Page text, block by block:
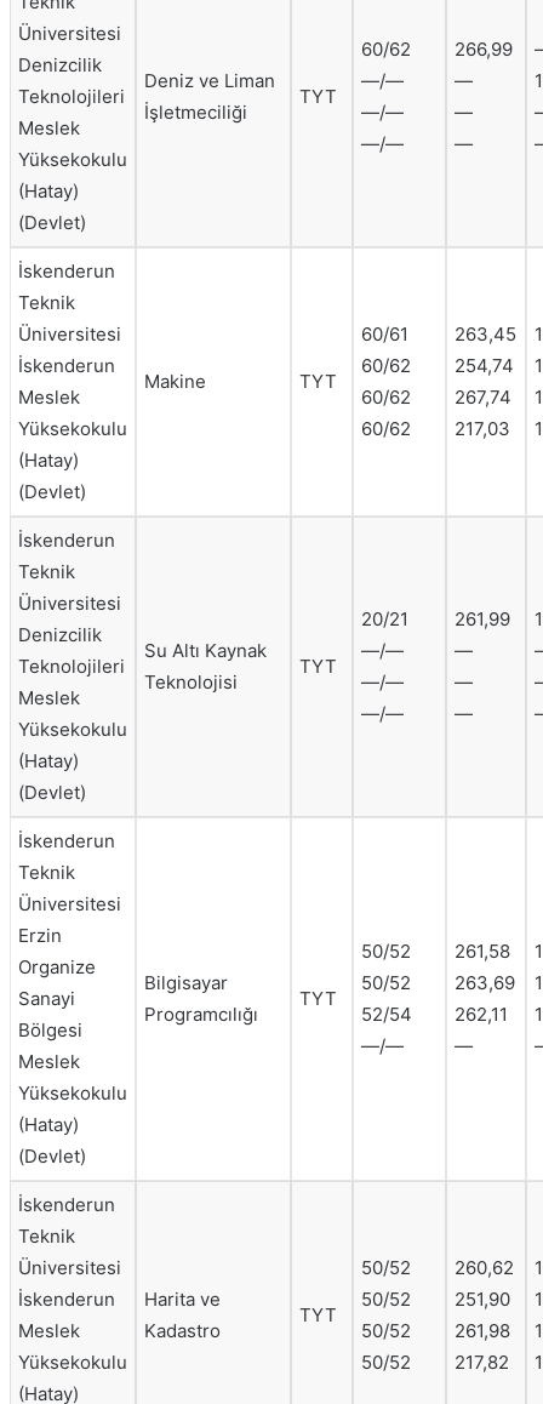
Üniversitesi
Denizcilik
Teknolojileri
Meslek
Yüksekokulu
(Hatay)
(Devlet)
Deniz ve Liman
İşletmeciliği
TYT
60/62
—/—
—/—
—/—
266,99
—
—
—
İskenderun
Teknik
Üniversitesi
İskenderun
Meslek
Yüksekokulu
(Hatay)
(Devlet)
Makine TYT
60/61
60/62
60/62
60/62
263,45
254,74
267,74
217,03
İskenderun
Teknik
Üniversitesi
Denizcilik
Teknolojileri
Meslek
Yüksekokulu
(Hatay)
(Devlet)
Su Altı Kaynak
Teknolojisi
TYT
20/21
—/—
—/—
—/—
261,99
—
—
—
İskenderun
Teknik
Üniversitesi
Erzin
Organize
Sanayi
Bölgesi
Meslek
Yüksekokulu
(Hatay)
(Devlet)
Bilgisayar
Programcılığı
TYT
50/52
50/52
52/54
—/—
261,58
263,69
262,11
—
İskenderun
Teknik
Üniversitesi
İskenderun
Meslek
Yüksekokulu
(Hatay)
Harita ve
Kadastro
TYT
50/52
50/52
50/52
50/52
260,62
251,90
261,98
217,82